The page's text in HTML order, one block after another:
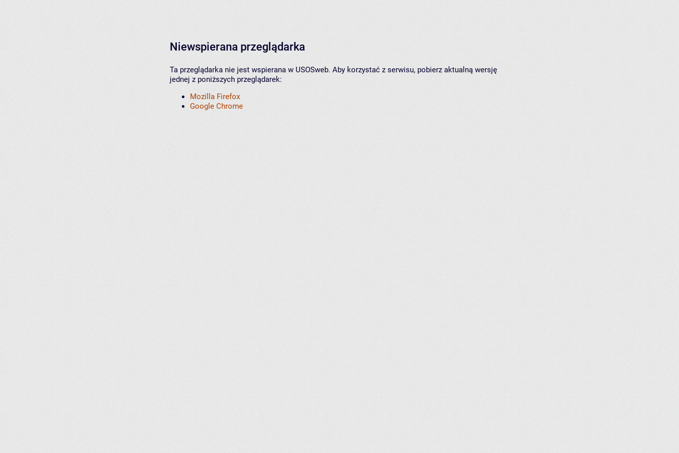
Niewspierana przeglądarka
Ta przeglądarka nie jest wspierana w USOSweb. Aby korzystać z serwisu, pobierz aktualną wersję
jednej z poniższych przeglądarek:
Mozilla Firefox
Google Chrome